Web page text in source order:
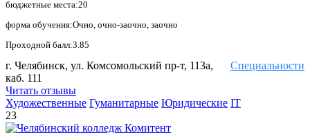
бюджетные места:20
форма обучения:Очно, очно-заочно, заочно
Проходной балл:3.85
Специальности
г. Челябинск, ул. Комсомольский пр-т, 113а,
каб. 111
Читать отзывы
Художественные Гуманитарные Юридические IT
23